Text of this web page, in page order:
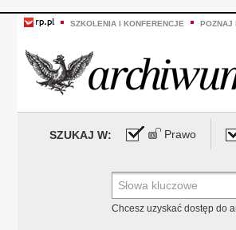
SZKOLENIA I KONFERENCJE POZNAJ
SZUKAJ W: Prawo
Chcesz uzyskać dostęp do